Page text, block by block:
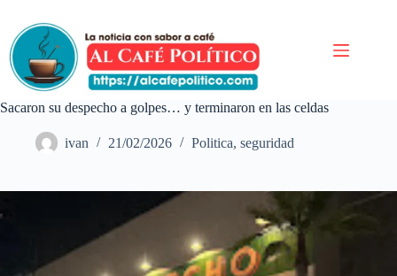
contenido
Sacaron su despecho a golpes… y terminaron en las celdas
ivan 21/02/2026 Politica, seguridad